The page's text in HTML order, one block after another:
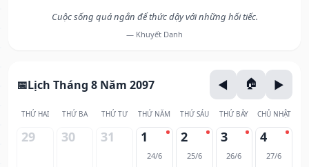
Cuộc sống quá ngắn để thức dậy với những hối tiếc.
— Khuyết Danh
Lịch Tháng 8 Năm 2097
THỨ HAI THỨ BA THỨ TƯ THỨ NĂM THỨ SÁU THỨ BẢY CHỦ NHẬT
29 30 31 1
24/6
2
25/6
3
26/6
4
27/6